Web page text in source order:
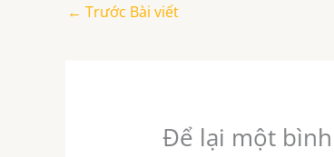
← Trước Bài viết
Để lại một